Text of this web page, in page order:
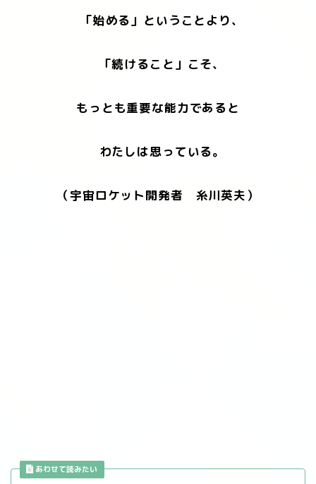
「始める」ということより、
「続けること」こそ、
もっとも重要な能力であると
わたしは思っている。
（宇宙ロケット開発者 糸川英夫）